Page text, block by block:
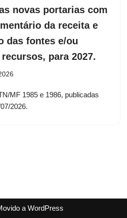
novas portarias com
da receita e
das fontes e/ou
para 2027.
MF 1985 e 1986, publicadas
2026.
a WordPress